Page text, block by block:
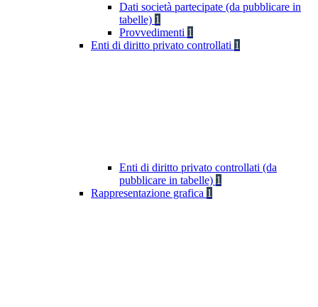
Dati società partecipate (da pubblicare in
tabelle) 1
Provvedimenti 1
Enti di diritto privato controllati 1
Enti di diritto privato controllati (da
pubblicare in tabelle) 1
Rappresentazione grafica 1